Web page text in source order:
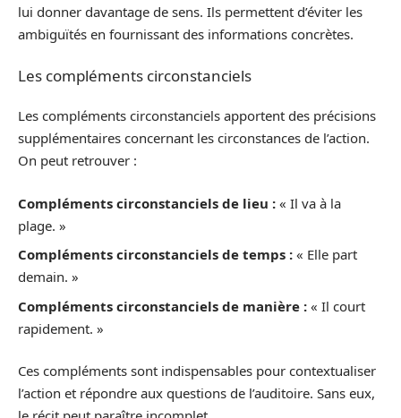
lui donner davantage de sens. Ils permettent d’éviter les
ambiguïtés en fournissant des informations concrètes.
Les compléments circonstanciels
Les compléments circonstanciels apportent des précisions
supplémentaires concernant les circonstances de l’action.
On peut retrouver :
Compléments circonstanciels de lieu : « Il va à la
plage. »
Compléments circonstanciels de temps : « Elle part
demain. »
Compléments circonstanciels de manière : « Il court
rapidement. »
Ces compléments sont indispensables pour contextualiser
l’action et répondre aux questions de l’auditoire. Sans eux,